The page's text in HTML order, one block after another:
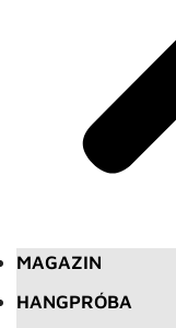
MAGAZIN
HANGPRÓBA